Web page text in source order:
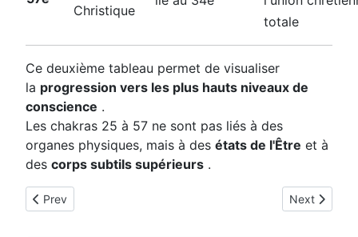
Christique
totale
Ce deuxième tableau permet de visualiser
la progression vers les plus hauts niveaux de
conscience .
Les chakras 25 à 57 ne sont pas liés à des
organes physiques, mais à des états de l'Être et à
des corps subtils supérieurs .
Previous article: Tableau récapitulatif des Chakras et Corps
Prev Next article:
Next